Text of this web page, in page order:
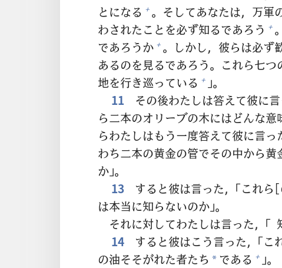
とになる + 。そしてあなたは， 万軍
わされたことを必ず知るであろう + 。
であろうか + 。しかし， 彼らは必ず
あるのを見るであろう。これら七つ
地を行き巡っている + 」。
11
その後わたしは答えて彼に言
ら二本のオリーブの木にはどんな意
らわたしはもう一度答えて彼に言っ
わち二本の黄金の管でその中から黄
か」。
13
すると彼は言った，「これら
は本当に知らないのか」。
それに対してわたしは言った，「
14
すると彼はこう言った，「こ
の油そそがれた者たち * である + 」。